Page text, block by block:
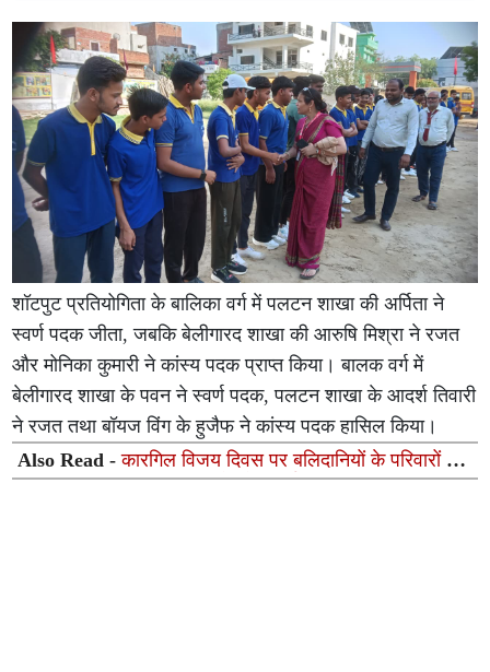
शॉटपुट प्रतियोगिता के बालिका वर्ग में पलटन शाखा की अर्पिता ने
स्वर्ण पदक जीता, जबकि बेलीगारद शाखा की आरुषि मिश्रा ने रजत
और मोनिका कुमारी ने कांस्य पदक प्राप्त किया। बालक वर्ग में
बेलीगारद शाखा के पवन ने स्वर्ण पदक, पलटन शाखा के आदर्श तिवारी
ने रजत तथा बॉयज विंग के हुजैफ ने कांस्य पदक हासिल किया।
Also Read -कारगिल विजय दिवस पर बलिदानियों के परिवारों को
किया गया सम्मानित, वीर जवानों को दी गई श्रद्धांजलि